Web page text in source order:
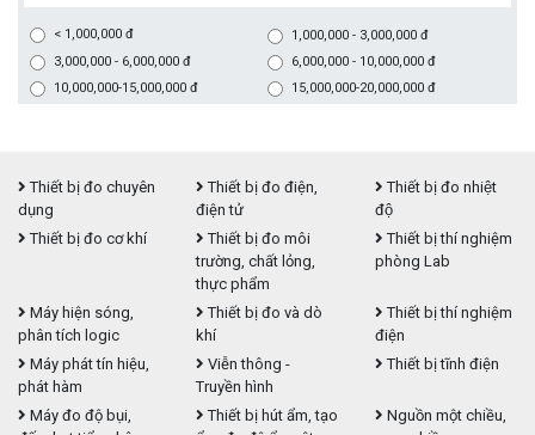
< 1,000,000 đ
1,000,000 - 3,000,000 đ
3,000,000 - 6,000,000 đ
6,000,000 - 10,000,000 đ
10,000,000-15,000,000 đ
15,000,000-20,000,000 đ
Thiết bị đo chuyên
dụng
Thiết bị đo điện,
điện tử
Thiết bị đo nhiệt
độ
Thiết bị đo cơ khí
Thiết bị đo môi
trường, chất lỏng,
thực phẩm
Thiết bị thí nghiệm
phòng Lab
Máy hiện sóng,
phân tích logic
Thiết bị đo và dò
khí
Thiết bị thí nghiệm
điện
Máy phát tín hiệu,
phát hàm
Viễn thông -
Truyền hình
Thiết bị tĩnh điện
Máy đo độ bụi,
Thiết bị hút ẩm, tạo
Nguồn một chiều,